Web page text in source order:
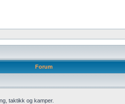
Forum
taktikk og kamper.